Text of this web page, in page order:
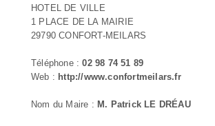
HOTEL DE VILLE
1 PLACE DE LA MAIRIE
29790 CONFORT-MEILARS
Téléphone :02 98 74 51 89
Web : http://www.confortmeilars.fr
Nom du Maire : M. Patrick LE DRÉAU